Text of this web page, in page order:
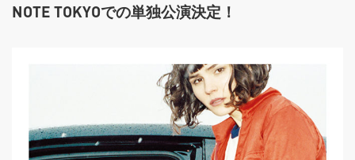
NOTE TOKYOでの単独公演決定！